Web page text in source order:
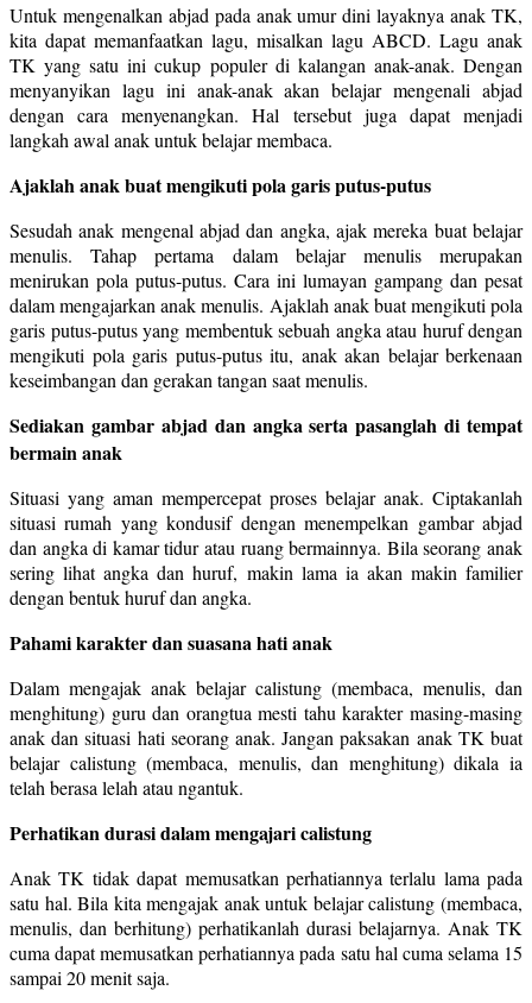
Untuk mengenalkan abjad pada anak umur dini layaknya anak TK,
kita dapat memanfaatkan lagu, misalkan lagu ABCD. Lagu anak
TK yang satu ini cukup populer di kalangan anak-anak. Dengan
menyanyikan lagu ini anak-anak akan belajar mengenali abjad
dengan cara menyenangkan. Hal tersebut juga dapat menjadi
langkah awal anak untuk belajar membaca.
Ajaklah anak buat mengikuti pola garis putus-putus
Sesudah anak mengenal abjad dan angka, ajak mereka buat belajar
menulis. Tahap pertama dalam belajar menulis merupakan
menirukan pola putus-putus. Cara ini lumayan gampang dan pesat
dalam mengajarkan anak menulis. Ajaklah anak buat mengikuti pola
garis putus-putus yang membentuk sebuah angka atau huruf dengan
mengikuti pola garis putus-putus itu, anak akan belajar berkenaan
keseimbangan dan gerakan tangan saat menulis.
Sediakan gambar abjad dan angka serta pasanglah di tempat
bermain anak
Situasi yang aman mempercepat proses belajar anak. Ciptakanlah
situasi rumah yang kondusif dengan menempelkan gambar abjad
dan angka di kamar tidur atau ruang bermainnya. Bila seorang anak
sering lihat angka dan huruf, makin lama ia akan makin familier
dengan bentuk huruf dan angka.
Pahami karakter dan suasana hati anak
Dalam mengajak anak belajar calistung (membaca, menulis, dan
menghitung) guru dan orangtua mesti tahu karakter masing-masing
anak dan situasi hati seorang anak. Jangan paksakan anak TK buat
belajar calistung (membaca, menulis, dan menghitung) dikala ia
telah berasa lelah atau ngantuk.
Perhatikan durasi dalam mengajari calistung
Anak TK tidak dapat memusatkan perhatiannya terlalu lama pada
satu hal. Bila kita mengajak anak untuk belajar calistung (membaca,
menulis, dan berhitung) perhatikanlah durasi belajarnya. Anak TK
cuma dapat memusatkan perhatiannya pada satu hal cuma selama 15
sampai 20 menit saja.